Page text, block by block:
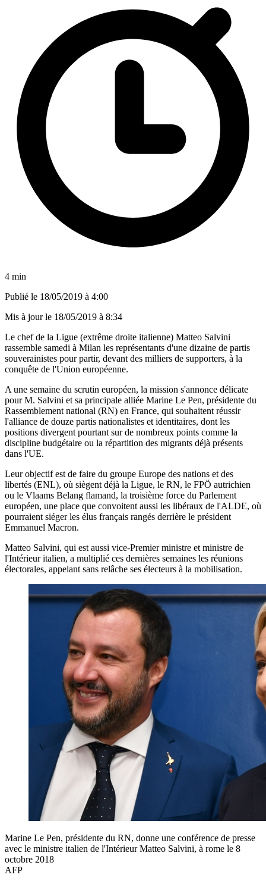
4 min
Publié le 18/05/2019 à 4:00
Mis à jour le 18/05/2019 à 8:34
Le chef de la Ligue (extrême droite italienne) Matteo Salvini
rassemble samedi à Milan les représentants d'une dizaine de partis
souverainistes pour partir, devant des milliers de supporters, à la
conquête de l'Union européenne.
A une semaine du scrutin européen, la mission s'annonce délicate
pour M. Salvini et sa principale alliée Marine Le Pen, présidente du
Rassemblement national (RN) en France, qui souhaitent réussir
l'alliance de douze partis nationalistes et identitaires, dont les
positions divergent pourtant sur de nombreux points comme la
discipline budgétaire ou la répartition des migrants déjà présents
dans l'UE.
Leur objectif est de faire du groupe Europe des nations et des
libertés (ENL), où siègent déjà la Ligue, le RN, le FPÖ autrichien
ou le Vlaams Belang flamand, la troisième force du Parlement
européen, une place que convoitent aussi les libéraux de l'ALDE, où
pourraient siéger les élus français rangés derrière le président
Emmanuel Macron.
Matteo Salvini, qui est aussi vice-Premier ministre et ministre de
l'Intérieur italien, a multiplié ces dernières semaines les réunions
électorales, appelant sans relâche ses électeurs à la mobilisation.
Marine Le Pen, présidente du RN, donne une conférence de presse
avec le ministre italien de l'Intérieur Matteo Salvini, à rome le 8
octobre 2018
AFP